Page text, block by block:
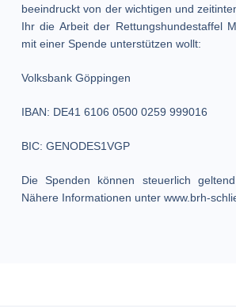
beeindruckt von der wichtigen und
Ihr die Arbeit der Rettungshundestaffel
mit einer Spende unterstützen wollt:
Volksbank Göppingen
IBAN: DE41 6106 0500 0259 999016
BIC: GENODES1VGP
Die Spenden können steuerlich
Nähere Informationen unter www.brh-